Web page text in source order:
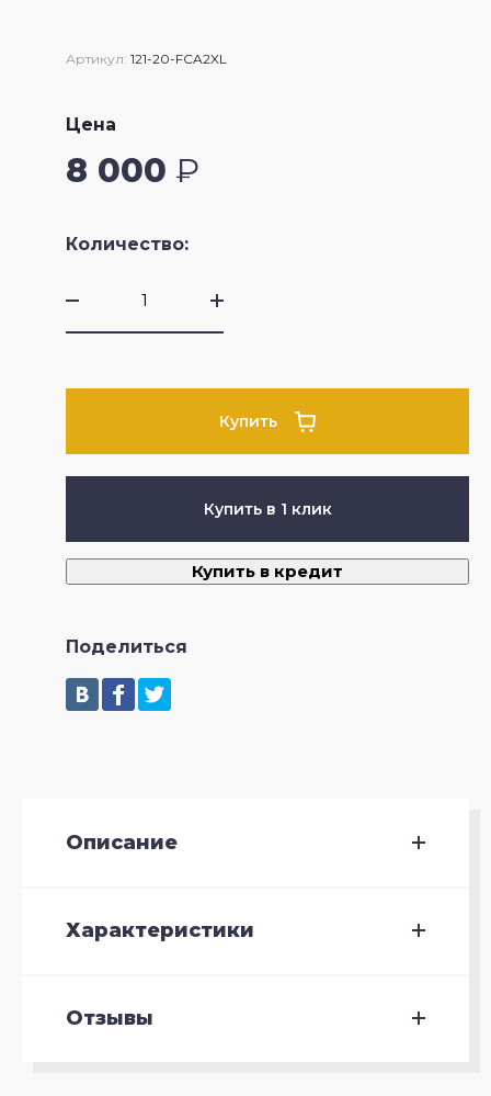
Артикул: 121-20-FCA2XL
Цена
8 000 ₽
Количество:
Купить
Купить в 1 клик
Купить в кредит
Поделиться
Описание
Характеристики
Отзывы